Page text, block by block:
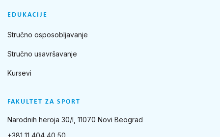
FAKULTET ZA SPORT
Narodnih heroja 30/I, 11070 Novi Beograd
EDUKACIJE
Stručno osposobljavanje
Stručno usavršavanje
Kursevi